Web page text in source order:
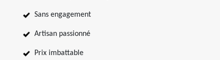
Sans engagement
Artisan passionné
Prix imbattable